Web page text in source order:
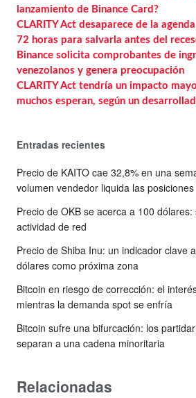
lanzamiento de Binance Card?
CLARITY Act desaparece de la
72 horas para salvarla antes del
Binance solicita comprobantes de
venezolanos y genera preocupación
CLARITY Act tendría un impacto
muchos esperan, según un
Entradas recientes
Precio de KAITO cae 32,8% en una
volumen vendedor liquida las
Precio de OKB se acerca a 100
actividad de red
Precio de Shiba Inu: un indicador clave
dólares como próxima zona
Bitcoin en riesgo de corrección: el
mientras la demanda spot se enfría
Bitcoin sufre una bifurcación: los
separan a una cadena minoritaria
Relacionadas